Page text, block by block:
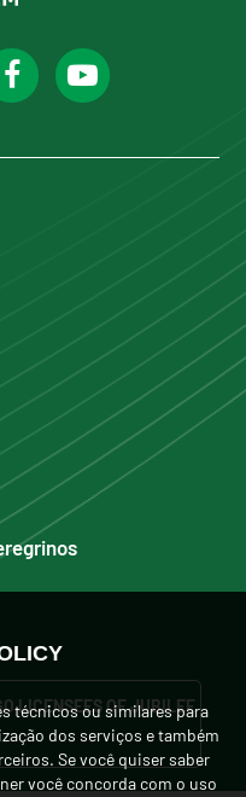
LICENSEES OF JUBILEE
técnicos ou similares para
dos serviços e também
Se você quiser saber
você concorda com o uso